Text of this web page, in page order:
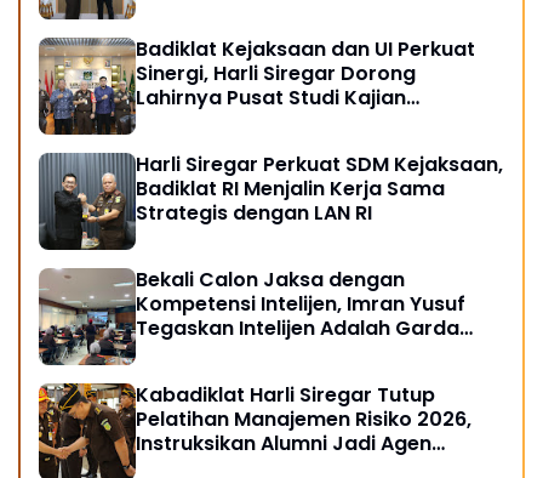
Badiklat Kejaksaan dan UI Perkuat
Sinergi, Harli Siregar Dorong
Lahirnya Pusat Studi Kajian
Harli Siregar Perkuat SDM Kejaksaan,
Badiklat RI Menjalin Kerja Sama
Strategis dengan LAN RI
Bekali Calon Jaksa dengan
Kompetensi Intelijen, Imran Yusuf
Tegaskan Intelijen Adalah Garda
Kabadiklat Harli Siregar Tutup
Pelatihan Manajemen Risiko 2026,
Instruksikan Alumni Jadi Agen